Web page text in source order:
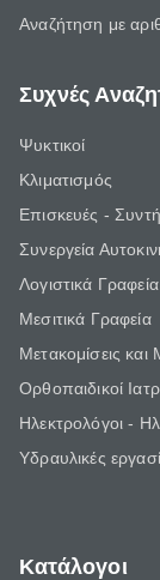
Αναζήτηση με
Συχνές
Ψυκτικοί
Κλιματισμός
Επισκευές -
Συνεργεία
Λογιστικά Γραφεία
Μεσιτικά Γραφεία
Μετακομίσεις και
Ορθοπαιδικοί
Ηλεκτρολόγοι -
Υδραυλικές
Κατάλογοι